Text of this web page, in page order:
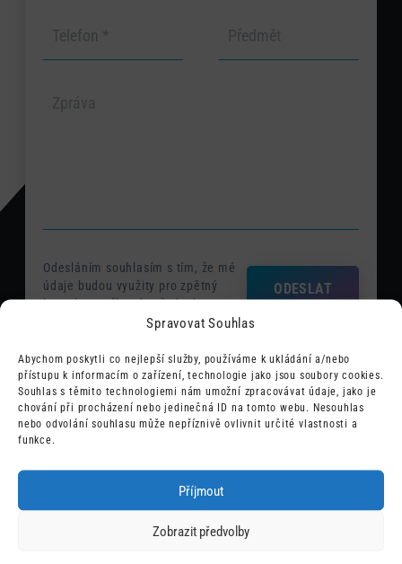
Spravovat Souhlas
Abychom poskytli co nejlepší služby, používáme k ukládání a/nebo
přístupu k informacím o zařízení, technologie jako jsou soubory cookies.
Souhlas s těmito technologiemi nám umožní zpracovávat údaje, jako je
chování při procházení nebo jedinečná ID na tomto webu. Nesouhlas
nebo odvolání souhlasu může nepříznivě ovlivnit určité vlastnosti a
funkce.
Příjmout
Zobrazit předvolby
Odesláním souhlasím s tím, že mé
údaje budou využity pro zpětný
kontakt a vyřízení požadavku.
ODESLAT
Obchod
info@wpify.io